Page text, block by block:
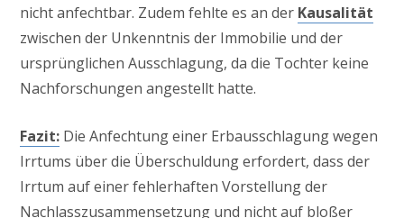
nicht anfechtbar. Zudem fehlte es an der Kausalität
zwischen der Unkenntnis der Immobilie und der
ursprünglichen Ausschlagung, da die Tochter keine
Nachforschungen angestellt hatte.
Fazit: Die Anfechtung einer Erbausschlagung wegen
Irrtums über die Überschuldung erfordert, dass der
Irrtum auf einer fehlerhaften Vorstellung der
Nachlasszusammensetzung und nicht auf bloßer